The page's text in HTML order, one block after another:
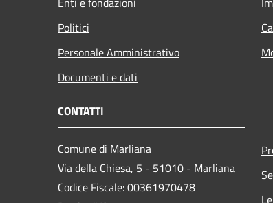
Politici
Personale Amministrativo
Documenti e dati
CONTATTI
Comune di Marliana
Via della Chiesa, 5 - 51010 - Marliana
Codice Fiscale: 00361970478